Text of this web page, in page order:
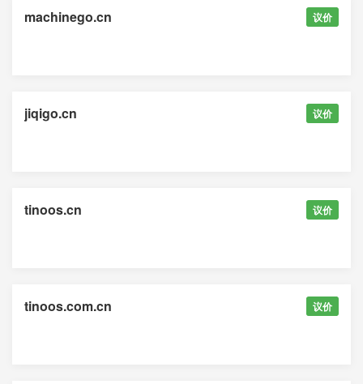
machinego.cn 议价
jiqigo.cn 议价
tinoos.cn 议价
tinoos.com.cn 议价